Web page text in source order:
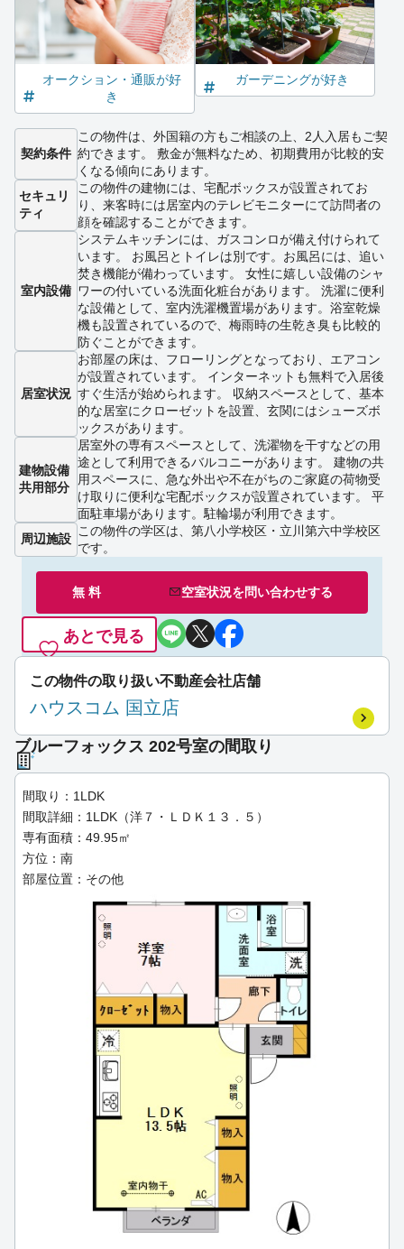
オークション・通販が好
き
ガーデニングが好き
契約条件
この物件は、外国籍の方もご相談の上、2人入居もご契
約できます。 敷金が無料なため、初期費用が比較的安
くなる傾向にあります。
セキュリ
ティ
この物件の建物には、宅配ボックスが設置されてお
り、来客時には居室内のテレビモニターにて訪問者の
顔を確認することができます。
室内設備
システムキッチンには、ガスコンロが備え付けられて
います。 お風呂とトイレは別です。お風呂には、追い
焚き機能が備わっています。 女性に嬉しい設備のシャ
ワーの付いている洗面化粧台があります。 洗濯に便利
な設備として、室内洗濯機置場があります。浴室乾燥
機も設置されているので、梅雨時の生乾き臭も比較的
防ぐことができます。
居室状況
お部屋の床は、フローリングとなっており、エアコン
が設置されています。 インターネットも無料で入居後
すぐ生活が始められます。 収納スペースとして、基本
的な居室にクローゼットを設置、玄関にはシューズボ
ックスがあります。
建物設備
共用部分
居室外の専有スペースとして、洗濯物を干すなどの用
途として利用できるバルコニーがあります。 建物の共
用スペースに、急な外出や不在がちのご家庭の荷物受
け取りに便利な宅配ボックスが設置されています。 平
面駐車場があります。駐輪場が利用できます。
周辺施設
この物件の学区は、第八小学校区・立川第六中学校区
です。
無 料 空室状況を問い合わせする
あとで見る
この物件の取り扱い不動産会社店舗
ハウスコム 国立店
ブルーフォックス 202号室の間取り
間取り：1LDK
間取詳細：1LDK（洋７・ＬＤＫ１３．５）
専有面積：49.95㎡
方位：南
部屋位置：その他